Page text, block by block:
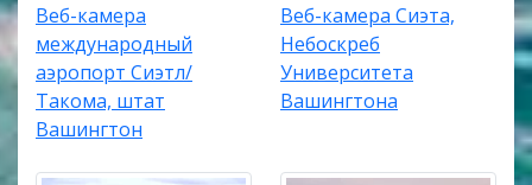
Веб-камера
международный
аэропорт Сиэтл/
Такома, штат
Вашингтон
Веб-камера Сиэта,
Небоскреб
Университета
Вашингтона